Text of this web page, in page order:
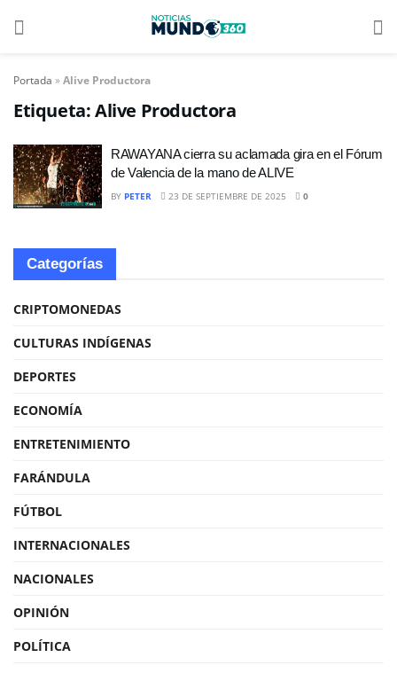
Portada »Alive Productora
Etiqueta:Alive Productora
RAWAYANA cierra su aclamada gira en el Fórum
de Valencia de la mano de ALIVE
BY PETER 23 DE SEPTIEMBRE DE 2025 0
Categorías
CRIPTOMONEDAS
CULTURAS INDÍGENAS
DEPORTES
ECONOMÍA
ENTRETENIMIENTO
FARÁNDULA
FÚTBOL
INTERNACIONALES
NACIONALES
OPINIÓN
POLÍTICA